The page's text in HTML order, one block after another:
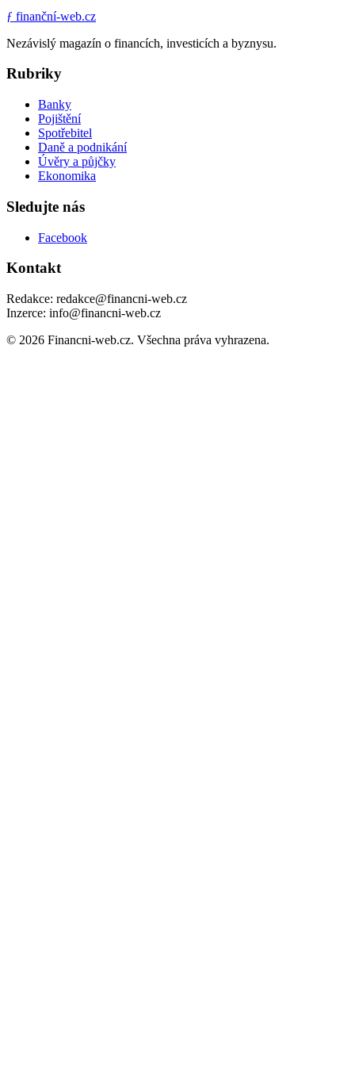
ƒ finanční-web.cz
Nezávislý magazín o financích, investicích a byznysu.
Rubriky
Banky
Pojištění
Spotřebitel
Daně a podnikání
Úvěry a půjčky
Ekonomika
Sledujte nás
Facebook
Kontakt
Redakce: redakce@financni-web.cz
Inzerce: info@financni-web.cz
© 2026 Financni-web.cz. Všechna práva vyhrazena.